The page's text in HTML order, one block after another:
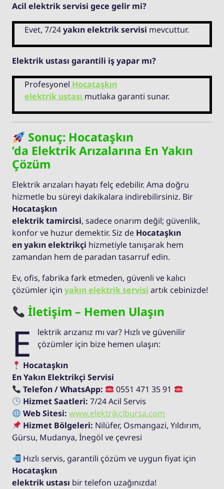
Acil elektrik servisi gece gelir mi?
Evet, 7/24yakın elektrik servisi mevcuttur.
Elektrik ustası garantili iş yapar mı?
Profesyonel Hocataşkın
elektrik ustası mutlaka garanti sunar.
Sonuç: Hocataşkın
’da Elektrik Arızalarına En Yakın
Çözüm
Elektrik arızaları hayatı felç edebilir. Ama doğru
hizmetle bu süreyi dakikalara indirebilirsiniz. Bir
Hocataşkın
elektrik tamircisi, sadece onarım değil; güvenlik,
konfor ve huzur demektir. Siz de Hocataşkın
en yakın elektrikçi hizmetiyle tanışarak hem
zamandan hem de paradan tasarruf edin.
Ev, ofis, fabrika fark etmeden, güvenli ve kalıcı
çözümler için yakın elektrik servisi artık cebinizde!
İletişim – Hemen Ulaşın
E
lektrik arızanız mı var? Hızlı ve güvenilir
çözümler için bize hemen ulaşın:
Hocataşkın
En Yakın Elektrikçi Servisi
Telefon / WhatsApp:
0551 471 35 91
Hizmet Saatleri: 7/24 Acil Servis
Web Sitesi: www.elektrikcibursa.com
Hizmet Bölgeleri: Nilüfer, Osmangazi, Yıldırım,
Gürsu, Mudanya, İnegöl ve çevresi
Hızlı servis, garantili çözüm ve uygun fiyat için
Hocataşkın
elektrik ustası bir telefon uzağınızda!